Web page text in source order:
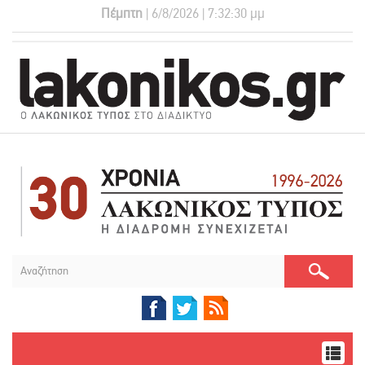
Πέμπτη | 6/8/2026 | 7:32:30 μμ